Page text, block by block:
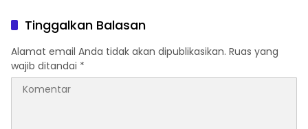
Tinggalkan Balasan
Alamat email Anda tidak akan dipublikasikan. Ruas yang
wajib ditandai *